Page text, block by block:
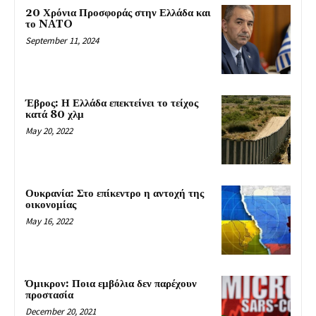
20 Χρόνια Προσφοράς στην Ελλάδα και
το NATO
September 11, 2024
Έβρος: Η Ελλάδα επεκτείνει το τείχος
κατά 80 χλμ
May 20, 2022
Ουκρανία: Στο επίκεντρο η αντοχή της
οικονομίας
May 16, 2022
Όμικρον: Ποια εμβόλια δεν παρέχουν
προστασία
December 20, 2021